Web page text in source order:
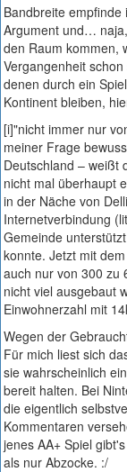
Bandbreite
Argument und…
den Raum kommen,
Vergangenheit
denen durch ein
Kontinent bleiben,
[i]"nicht immer nur
meiner Frage
Deutschland – weißt
nicht mal überhaupt
in der Näche von
Internetverbindung
Gemeinde
konnte. Jetzt mit
auch nur von 300 zu
nicht viel ausgebaut
Einwohnerzahl mit
Wegen der
Für mich liest sich
sie wahrscheinlich
bereit halten. Bei
die eigentlich
Kommentaren
jenes AA+ Spiel
als nur Abzocke. :/